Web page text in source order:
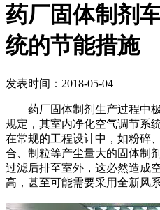
药厂固体制剂
统的节能措施
发表时间：2018-05-04
药厂固体制剂生产过程中极
规定，其室内净化空气调节系
在常规的工程设计中，如粉碎
合、制粒等产尘量大的固体制
过滤后排至室外，这必然造成
高，甚至可能需要采用全新风系